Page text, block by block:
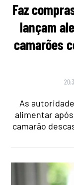
Faz
lançam
camarões
As
alimentar
camarão